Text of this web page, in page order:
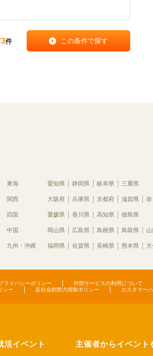
件
東海 愛知県 静岡県 岐阜県 三重県
関西 大阪府 兵庫県 京都府 滋賀県
四国 愛媛県 香川県 高知県 徳島県
中国 岡山県 広島県 島根県 鳥取県
九州・沖縄 福岡県 佐賀県 長崎県 熊本県
ライバシーポリシー 外部サービスの利用について
シー 反社会的勢力排除ポリシー カスタマー
活イベント 主催者からイベント